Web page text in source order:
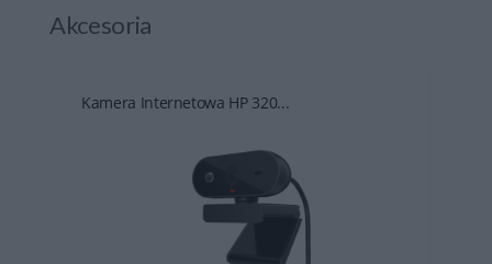
Akcesoria
Kamera Internetowa HP 320...